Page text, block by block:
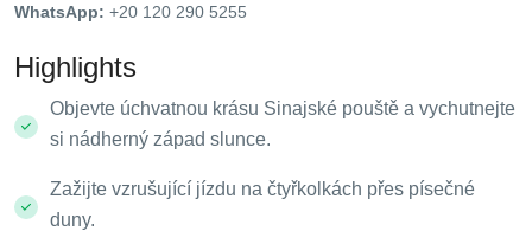
WhatsApp: +20 120 290 5255
Highlights
Objevte úchvatnou krásu Sinajské pouště a vychutnejte
si nádherný západ slunce.
Zažijte vzrušující jízdu na čtyřkolkách přes písečné
duny.